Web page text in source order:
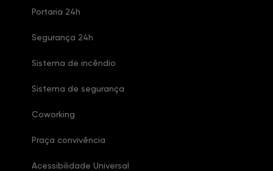
Portaria 24h
Segurança 24h
Sistema de incêndio
Sistema de segurança
Coworking
Praça convivência
Acessibilidade Universal